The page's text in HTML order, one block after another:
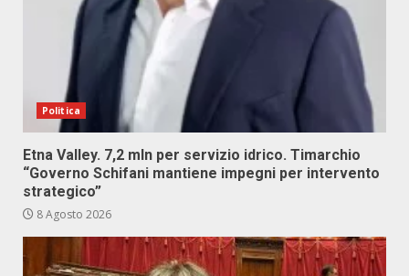
Politica
Etna Valley. 7,2 mln per servizio idrico. Timarchio
“Governo Schifani mantiene impegni per intervento
strategico”
8 Agosto 2026